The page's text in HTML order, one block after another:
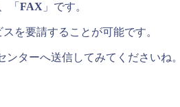
「 FAX 」です。
を要請することが可能です。
ターへ送信してみてくださいね。